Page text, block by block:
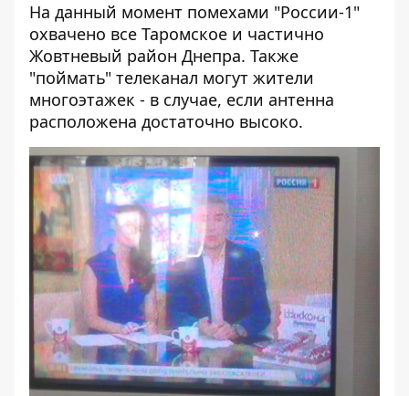
На данный момент помехами "России-1"
охвачено все Таромское и частично
Жовтневый район Днепра. Также
"поймать" телеканал могут жители
многоэтажек - в случае, если антенна
расположена достаточно высоко.